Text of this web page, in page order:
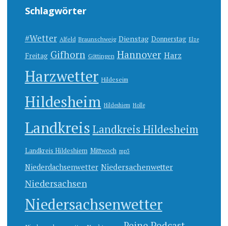
Schlagwörter
#Wetter Alfeld Braunschweig Dienstag Donnerstag Elze
Freitag Gifhorn Göttingen Hannover Harz
Harzwetter Hildeseim
Hildesheim Hildeshiem Holle
Landkreis Landkreis Hildesheim
Landkreis Hildeshiem Mittwoch mp3
Niederdachsenwetter Niedersachenwetter
Niedersachsen
Niedersachsenwetter